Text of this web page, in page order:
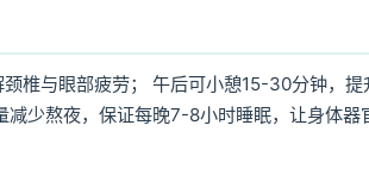
椎与眼部疲劳； 午后可小憩15-30分钟，提
少熬夜，保证每晚7-8小时睡眠，让身体器